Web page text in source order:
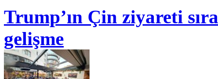
Trump’ın Çin ziyareti
gelişme